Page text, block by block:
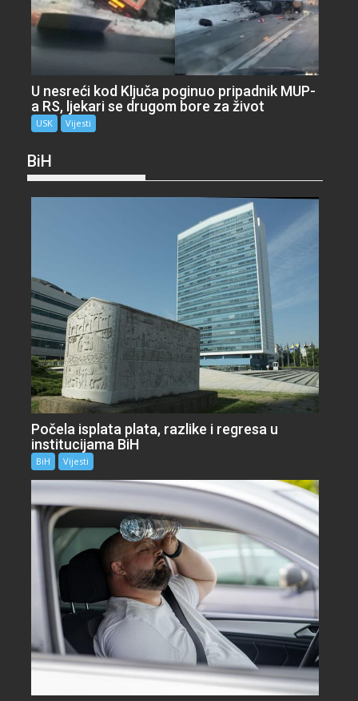
U nesreći kod Ključa poginuo pripadnik MUP-
a RS, ljekari se drugom bore za život
USK Vijesti
BiH
Počela isplata plata, razlike i regresa u
institucijama BiH
BiH Vijesti